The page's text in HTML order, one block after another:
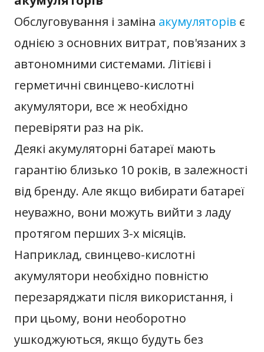
Обслуговування і заміна акумуляторів є
однією з основних витрат, пов'язаних з
автономними системами. Літієві і
герметичні свинцево-кислотні
акумулятори, все ж необхідно
перевіряти раз на рік.
Деякі акумуляторні батареї мають
гарантію близько 10 років, в залежності
від бренду. Але якщо вибирати батареї
неуважно, вони можуть вийти з ладу
протягом перших 3-х місяців.
Наприклад, свинцево-кислотні
акумулятори необхідно повністю
перезаряджати після використання, і
при цьому, вони необоротно
ушкоджуються, якщо будуть без